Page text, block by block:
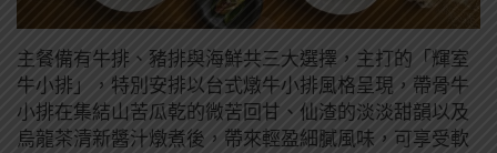
主餐備有牛排、豬排與海鮮共三大選擇，主打的「輝室
牛小排」，特別安排以台式燉牛小排風格呈現，帶骨牛
小排在集結山苦瓜乾的微苦回甘、仙渣的淡淡甜韻以及
烏龍茶清新醬汁燉煮後，帶來輕盈細膩風味，可享受軟